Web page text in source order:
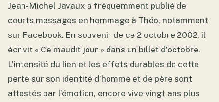
Jean-Michel Javaux a fréquemment publié de
courts messages en hommage à Théo, notamment
sur Facebook. En souvenir de ce 2 octobre 2002, il
écrivit « Ce maudit jour » dans un billet d’octobre.
L’intensité du lien et les effets durables de cette
perte sur son identité d’homme et de père sont
attestés par l’émotion, encore vive vingt ans plus